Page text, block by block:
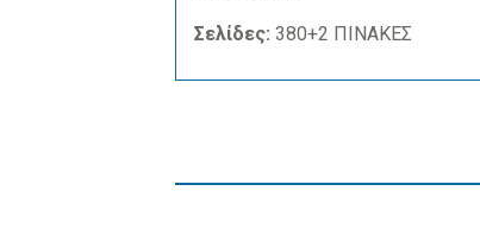
Σελίδες: 380+2 ΠΙΝΑΚΕΣ